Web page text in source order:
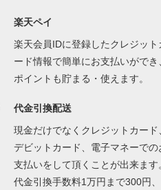
楽天ペイ
楽天会員IDに登録したクレジット
ード情報で簡単にお支払いができ
ポイントも貯まる・使えます。
代金引換配送
現金だけでなくクレジットカード
デビットカード、電子マネーでの
支払いをして頂くことが出来ます
代金引換手数料1万円まで300円